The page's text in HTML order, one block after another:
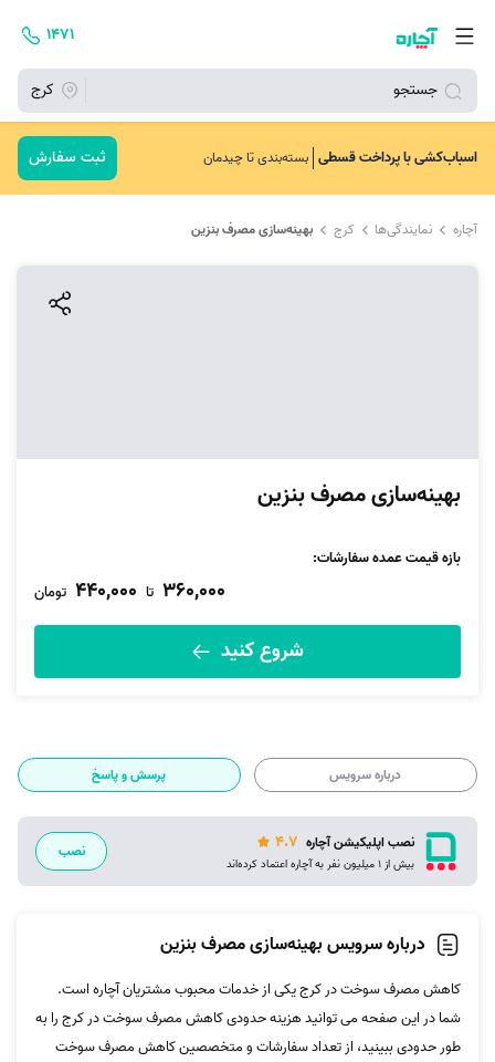
جستجو کرج
۱۴۷۱
اسباب‌کشی با پرداخت قسطی بسته‌بندی تا چیدمان ثبت سفارش
آچاره نمایندگی‌ها کرج بهینه‌سازی مصرف بنزین
بهینه‌سازی مصرف بنزین
بازه قیمت عمده سفارشات:
360,000 تا 440,000 تومان
شروع کنید
درباره سرویس پرسش و پاسخ
نصب اپلیکیشن آچاره 4.7
بیش از 1 میلیون نفر به آچاره اعتماد کرده‌اند
نصب
درباره سرویس بهینه‌سازی مصرف بنزین
کاهش مصرف سوخت در کرج یکی از خدمات محبوب مشتریان آچاره است.
شما در این صفحه می توانید هزینه حدودی کاهش مصرف سوخت در کرج را به
طور حدودی ببینید، از تعداد سفارشات و متخصصین کاهش مصرف سوخت